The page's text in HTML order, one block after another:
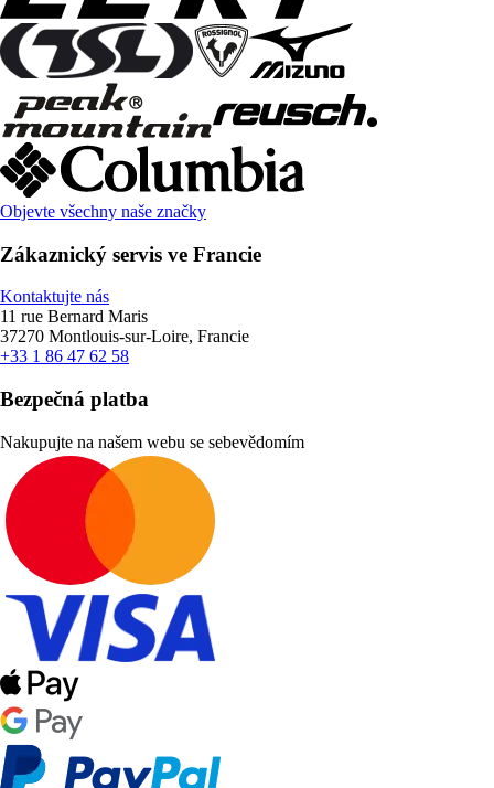
Objevte všechny naše značky
Zákaznický servis ve Francie
Kontaktujte nás
11 rue Bernard Maris
37270 Montlouis-sur-Loire, Francie
+33 1 86 47 62 58
Bezpečná platba
Nakupujte na našem webu se sebevědomím